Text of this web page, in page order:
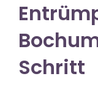
Schritt